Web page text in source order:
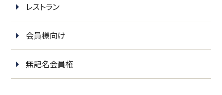
レストラン
会員様向け
無記名会員権